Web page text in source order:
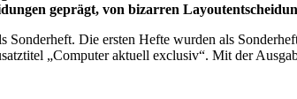
geprägt, von bizarren
Die ersten Hefte wurden als
„Computer aktuell exclusiv“. Mit der